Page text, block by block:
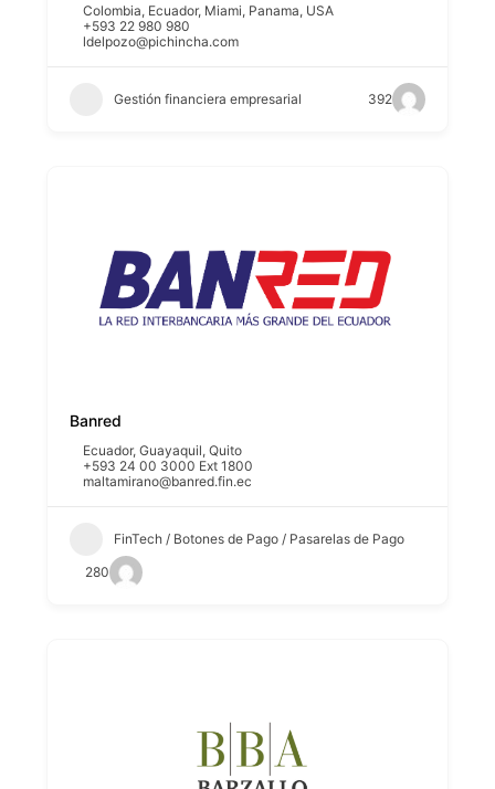
Colombia, Ecuador, Miami, Panama, USA
+593 22 980 980
ldelpozo@pichincha.com
Gestión financiera empresarial 392
Banred
Ecuador,Guayaquil,Quito
+593 24 00 3000 Ext 1800
maltamirano@banred.fin.ec
FinTech / Botones de Pago / Pasarelas de Pago
280